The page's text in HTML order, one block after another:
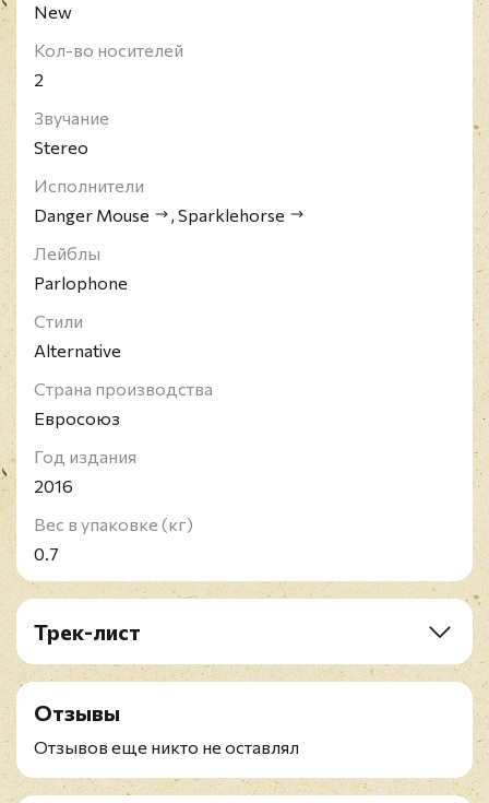
New
Кол-во носителей
2
Звучание
Stereo
Исполнители
Danger Mouse
, Sparklehorse
Лейблы
Parlophone
Стили
Alternative
Страна производства
Евросоюз
Год издания
2016
Вес в упаковке (кг)
0.7
Трек-лист
A1. Revenge
A2. Just War
A3. Jaykub
B1. Little Girl
B3. Pain
Отзывы
Отзывов еще никто не оставлял